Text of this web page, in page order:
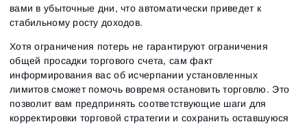
вами в убыточные дни, что автоматически приведет к
стабильному росту доходов.
Хотя ограничения потерь не гарантируют ограничения
общей просадки торгового счета, сам факт
информирования вас об исчерпании установленных
лимитов сможет помочь вовремя остановить торговлю. Это
позволит вам предпринять соответствующие шаги для
корректировки торговой стратегии и сохранить оставшуюся
Войти
Нет учётной записи?Зарегистрироваться
Сбросить пароль
Зарегистрироваться
Уже есть учётная запись?Войти